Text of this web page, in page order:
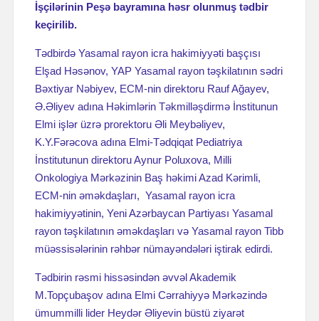
İşçilərinin Peşə bayramına həsr olunmuş tədbir
keçirilib.
Tədbirdə Yasamal rayon icra hakimiyyəti başçısı
Elşad Həsənov, YAP Yasamal rayon təşkilatının sədri
Bəxtiyar Nəbiyev, ECM-nin direktoru Rauf Ağayev,
Ə.Əliyev adına Həkimlərin Təkmilləşdirmə İnstitunun
Elmi işlər üzrə prorektoru Əli Meybəliyev,
K.Y.Fərəcova adına Elmi-Tədqiqat Pediatriya
İnstitutunun direktoru Aynur Poluxova, Milli
Onkologiya Mərkəzinin Baş həkimi Azad Kərimli,
ECM-nin əməkdaşları, Yasamal rayon icra
hakimiyyətinin, Yeni Azərbaycan Partiyası Yasamal
rayon təşkilatının əməkdaşları və Yasamal rayon Tibb
müəssisələrinin rəhbər nümayəndələri iştirak edirdi.
Tədbirin rəsmi hissəsindən əvvəl Akademik
M.Topçubaşov adına Elmi Cərrahiyyə Mərkəzində
ümummilli lider Heydər Əliyevin büstü ziyarət